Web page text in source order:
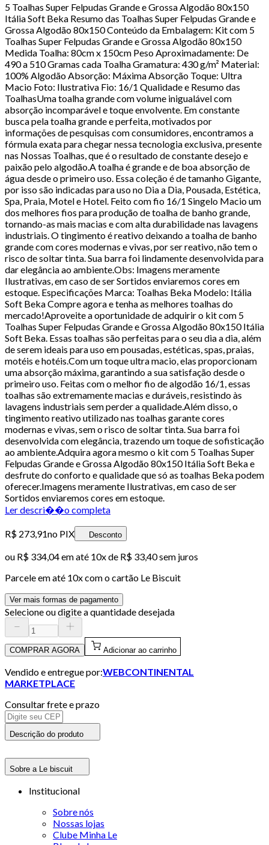
5 Toalhas Super Felpudas Grande e Grossa Algodão 80x150
Itália Soft Beka Resumo das Toalhas Super Felpudas Grande e
Grossa Algodão 80x150 Conteúdo da Embalagem: Kit com 5
Toalhas Super Felpudas Grande e Grossa Algodão 80x150
Medida Toalha: 80cm x 150cm Peso Aproximadamente: De
490 a 510 Gramas cada Toalha Gramatura: 430 g/m² Material:
100% Algodão Absorção: Máxima Absorção Toque: Ultra
Macio Foto: Ilustrativa Fio: 16/1 Qualidade e Resumo das
ToalhasUma toalha grande com volume inigualável com
absorção incomparável e toque envolvente. Em constante
busca pela toalha grande e perfeita, motivados por
informações de pesquisas com consumidores, encontramos a
fórmula exata para chegar nessa tecnologia exclusiva, presente
nas Nossas Toalhas, que é o resultado de constante desejo e
paixão pelo algodão.A toalha é grande e de boa absorção de
água desde o primeiro uso. Essa coleção é de tamanho Gigante,
por isso são indicadas para uso no Dia a Dia, Pousada, Estética,
Spa, Praia, Motel e Hotel. Feito com fio 16/1 Singelo Macio um
dos melhores fios para produção de toalha de banho grande,
tornando-as mais macias e com alta durabilidade nas lavagens
industriais. O tingimento é reativo deixando a toalha de banho
grande com cores modernas e vivas, por ser reativo, não tem o
risco de soltar tinta. Sua barra foi lindamente desenvolvida para
dar elegância ao ambiente.Obs: Imagens meramente
Ilustrativas, em caso de ser Sortidos enviaremos cores em
estoque. Especificações Marca: Toalhas Beka Modelo: Itália
Soft Beka Compre agora e tenha as melhores toalhas do
mercado!Aproveite a oportunidade de adquirir o kit com 5
Toalhas Super Felpudas Grande e Grossa Algodão 80x150 Itália
Soft Beka. Essas toalhas são perfeitas para o seu dia a dia, além
de serem ideais para uso em pousadas, estéticas, spas, praias,
motéis e hotéis.Com um toque ultra macio, elas proporcionam
uma absorção máxima, garantindo a sua satisfação desde o
primeiro uso. Feitas com o melhor fio de algodão 16/1, essas
toalhas são extremamente macias e duráveis, resistindo às
lavagens industriais sem perder a qualidade.Além disso, o
tingimento reativo utilizado nas toalhas garante cores
modernas e vivas, sem o risco de soltar tinta. Sua barra foi
desenvolvida com elegância, trazendo um toque de sofisticação
ao ambiente.Adquira agora mesmo o kit com 5 Toalhas Super
Felpudas Grande e Grossa Algodão 80x150 Itália Soft Beka e
desfrute do conforto e qualidade que só as toalhas Beka podem
oferecer.Imagens meramente Ilustrativas, em caso de ser
Sortidos enviaremos cores em estoque.
Ler descri��o completa
R$ 273,91no PIX Desconto
ou R$ 334,04em até 10x de R$ 33,40 sem juros
Parcele em até 10x com o cartão Le Biscuit
Ver mais formas de pagamento
Selecione ou digite a quantidade desejada
COMPRAR AGORA Adicionar ao carrinho
Vendido e entregue por:WEBCONTINENTAL
MARKETPLACE
Consultar frete e prazo
Descrição do produto
Sobre a Le biscuit
Institucional
Sobre nós
Nossas lojas
Clube Minha Le